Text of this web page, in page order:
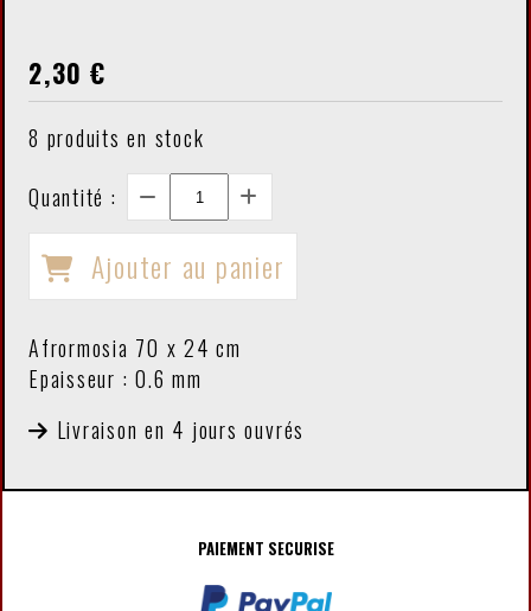
2,30 €
8 produits en stock
Quantité :
Ajouter au panier
Afrormosia 70 x 24 cm
Epaisseur : 0.6 mm
Livraison en 4 jours ouvrés
PAIEMENT SECURISE